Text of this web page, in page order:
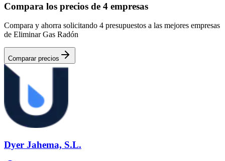
Compara los precios de 4 empresas
Compara y ahorra solicitando 4 presupuestos a las mejores empresas
de Eliminar Gas Radón
Comparar precios
Dyer Jahema, S.L.